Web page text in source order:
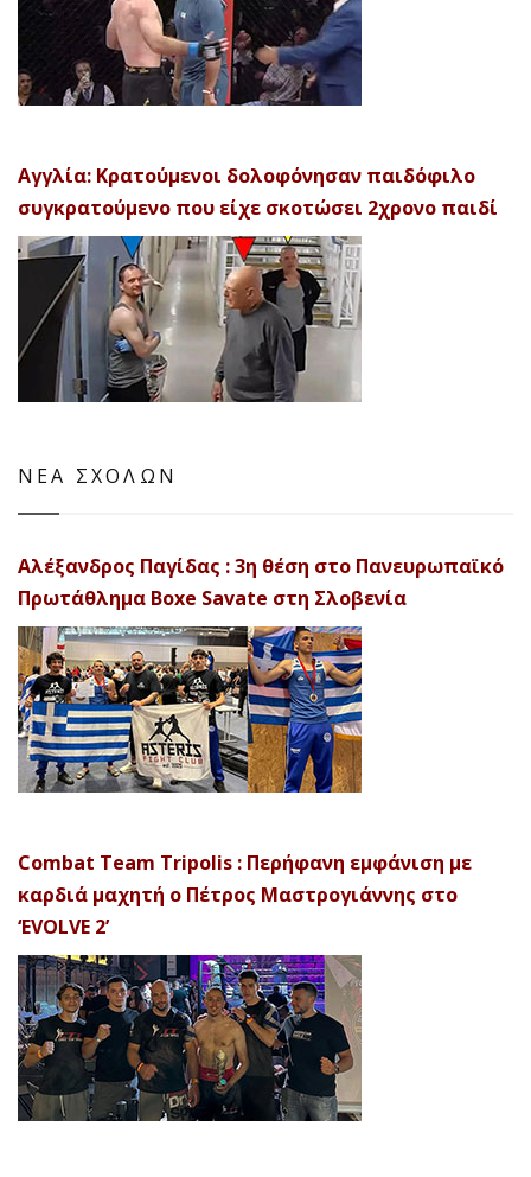
Αγγλία: Κρατούμενοι δολοφόνησαν παιδόφιλο
συγκρατούμενο που είχε σκοτώσει 2χρονο παιδί
ΝΕΑ ΣΧΟΛΩΝ
Αλέξανδρος Παγίδας : 3η θέση στο Πανευρωπαϊκό
Πρωτάθλημα Boxe Savate στη Σλοβενία
Combat Team Tripolis : Περήφανη εμφάνιση με
καρδιά μαχητή ο Πέτρος Μαστρογιάννης στο
‘EVOLVE 2’